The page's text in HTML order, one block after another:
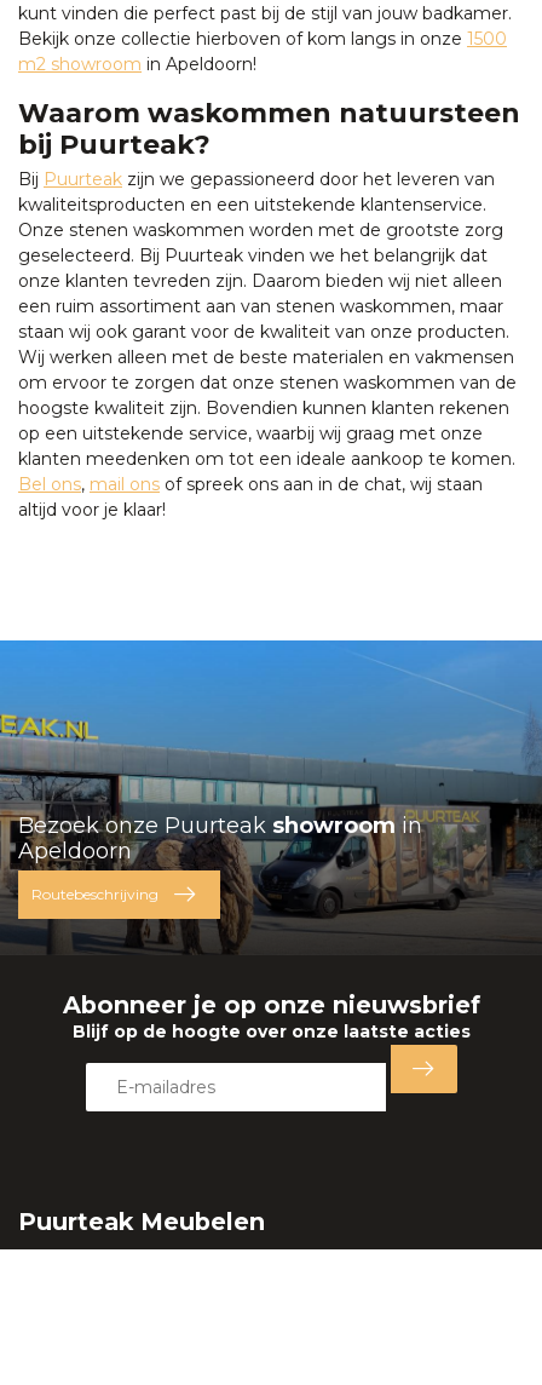
kunt vinden die perfect past bij de stijl van jouw badkamer.
Bekijk onze collectie hierboven of kom langs in onze 1500
m2 showroom in Apeldoorn!
Waarom waskommen natuursteen
bij Puurteak?
Bij Puurteak zijn we gepassioneerd door het leveren van
kwaliteitsproducten en een uitstekende klantenservice.
Onze stenen waskommen worden met de grootste zorg
geselecteerd. Bij Puurteak vinden we het belangrijk dat
onze klanten tevreden zijn. Daarom bieden wij niet alleen
een ruim assortiment aan van stenen waskommen, maar
staan wij ook garant voor de kwaliteit van onze producten.
Wij werken alleen met de beste materialen en vakmensen
om ervoor te zorgen dat onze stenen waskommen van de
hoogste kwaliteit zijn. Bovendien kunnen klanten rekenen
op een uitstekende service, waarbij wij graag met onze
klanten meedenken om tot een ideale aankoop te komen.
Bel ons, mail ons of spreek ons aan in de chat, wij staan
altijd voor je klaar!
Bezoek onze Puurteak showroom in
Apeldoorn
Routebeschrijving
Abonneer je op onze nieuwsbrief
Blijf op de hoogte over onze laatste acties
Puurteak Meubelen